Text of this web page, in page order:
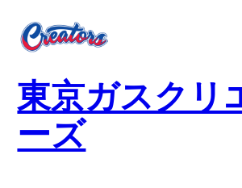
東京ガスクリ
ーズ